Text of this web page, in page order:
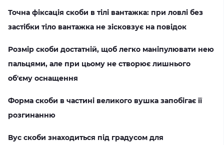
Точна фіксація скоби в тілі вантажка: при ловлі без
застібки тіло вантажка не зісковзує на повідок
Розмір скоби достатній, щоб легко маніпулювати нею
пальцями, але при цьому не створює лишнього
об'єму оснащення
Форма скоби в частині великого вушка запобігає її
розгинанню
Вус скоби знаходиться під градусом для